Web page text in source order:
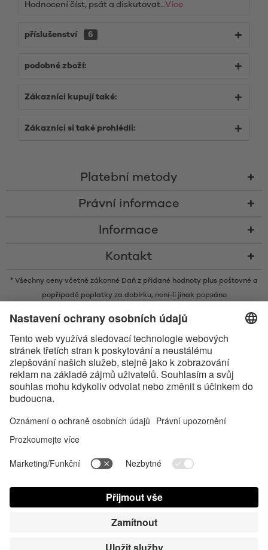
Hodnocení číst, psát a diskutovat...Více
příslušenství 6
podobné zboží:
Zákazníci kupují také:
Zákazníci si také prohlédli:
Platební metody
Právní informace
Informace
Kontakt
* Všechny ceny včetně zákonné Daň z přidané hodnoty plus poštovné a
popřípadě poplatky za dobírku, není-li jinak popsáno
ochrannými známkami ve vlastnictví společnosti Bluetooth SIG, Inc. a
veškeré používání těchto značek společností Satisfyer GmbH probíhá na
základě licence.
Apple, logo Apple a Apple Watch jsou obchodními známkami společnosti
Apple Inc. Google Play a logo Google Play jsou ochranné známky
Contact us today Nastavení souborů cookie
Návod k obsluze Kontakt